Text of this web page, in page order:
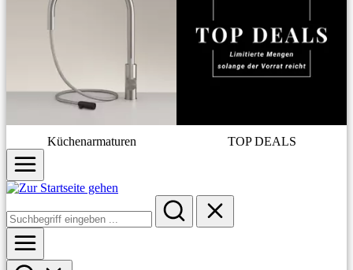
Küchenarmaturen TOP DEALS